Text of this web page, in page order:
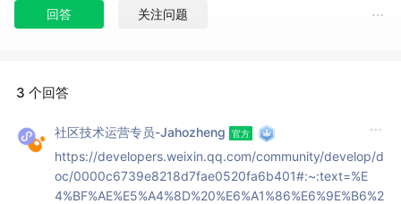
回答 关注问题
3 个回答
社区技术运营专员-Jahozheng
https://developers.weixin.qq.com/community/develop/d
oc/0000c6739e8218d7fae0520fa6b401#:~:text=%E
4%BF%AE%E5%A4%8D%20%E6%A1%86%E6%9E%B6%2